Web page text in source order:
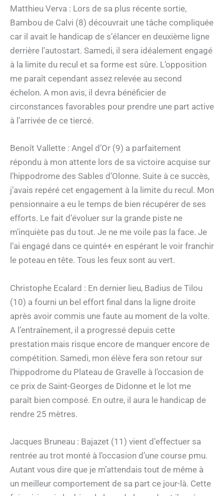
Matthieu Verva : Lors de sa plus récente sortie,
Bambou de Calvi (8) découvrait une tâche compliquée
car il avait le handicap de s’élancer en deuxième ligne
derrière l’autostart. Samedi, il sera idéalement engagé
à la limite du recul et sa forme est sûre. L’opposition
me paraît cependant assez relevée au second
échelon. A mon avis, il devra bénéficier de
circonstances favorables pour prendre une part active
à l’arrivée de ce tiercé.
Benoît Vallette : Angel d’Or (9) a parfaitement
répondu à mon attente lors de sa victoire acquise sur
l’hippodrome des Sables d’Olonne. Suite à ce succès,
j’avais repéré cet engagement à la limite du recul. Mon
pensionnaire a eu le temps de bien récupérer de ses
efforts. Le fait d’évoluer sur la grande piste ne
m’inquiète pas du tout. Je ne me voile pas la face. Je
l’ai engagé dans ce quinté+ en espérant le voir franchir
le poteau en tête. Tous les feux sont au vert.
Christophe Ecalard : En dernier lieu, Badius de Tilou
(10) a fourni un bel effort final dans la ligne droite
après avoir commis une faute au moment de la volte.
A l’entraînement, il a progressé depuis cette
prestation mais risque encore de manquer encore de
compétition. Samedi, mon élève fera son retour sur
l’hippodrome du Plateau de Gravelle à l’occasion de
ce prix de Saint-Georges de Didonne et le lot me
paraît bien composé. En outre, il aura le handicap de
rendre 25 mètres.
Jacques Bruneau : Bajazet (11) vient d’effectuer sa
rentrée au trot monté à l’occasion d’une course pmu.
Autant vous dire que je m’attendais tout de même à
un meilleur comportement de sa part ce jour-là. Cette